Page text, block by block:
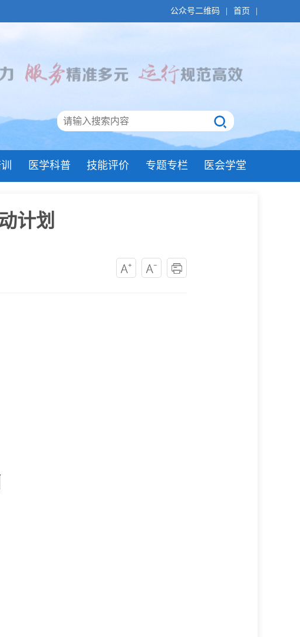
公众号二维码 首页
医学科普 技能评价 专题专栏 医会学堂
计划